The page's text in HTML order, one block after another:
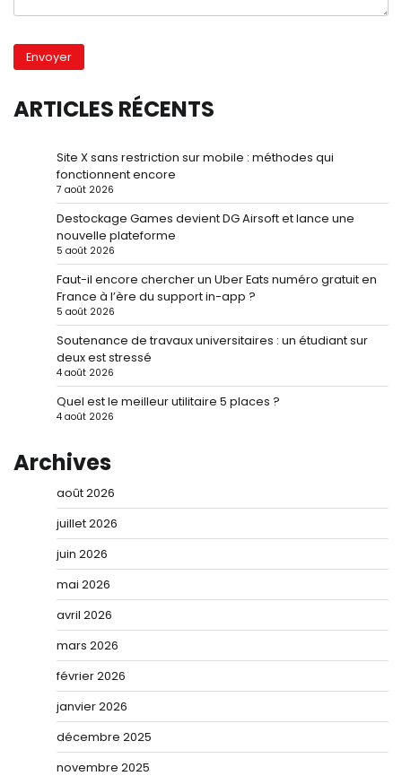
ARTICLES RÉCENTS
Site X sans restriction sur mobile : méthodes qui
fonctionnent encore
7 août 2026
Destockage Games devient DG Airsoft et lance une
nouvelle plateforme
5 août 2026
Faut-il encore chercher un Uber Eats numéro gratuit en
France à l’ère du support in-app ?
5 août 2026
Soutenance de travaux universitaires : un étudiant sur
deux est stressé
4 août 2026
Quel est le meilleur utilitaire 5 places ?
4 août 2026
Archives
août 2026
juillet 2026
juin 2026
mai 2026
avril 2026
mars 2026
février 2026
janvier 2026
décembre 2025
novembre 2025